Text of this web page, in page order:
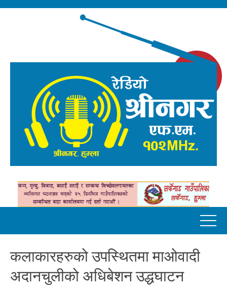
कलाकारहरुको उपस्थितमा माओवादी
अदानचुलीको अधिबेशन उद्धघाटन